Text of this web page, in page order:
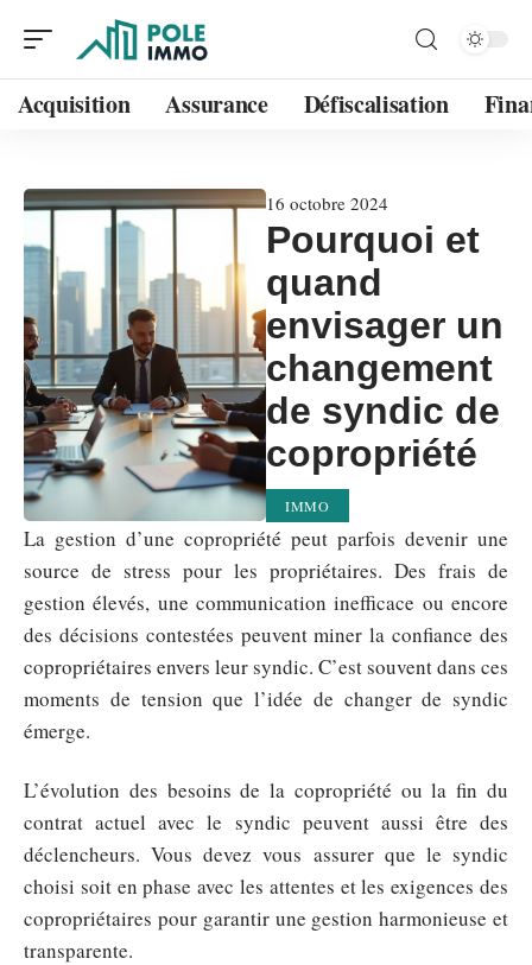
Acquisition Assurance Défiscalisation
16 octobre 2024
Pourquoi et
quand
envisager un
changement
de syndic de
copropriété
IMMO
La gestion d’une copropriété peut parfois devenir une
source de stress pour les propriétaires. Des frais de
gestion élevés, une communication inefficace ou encore
des décisions contestées peuvent miner la confiance des
copropriétaires envers leur syndic. C’est souvent dans ces
moments de tension que l’idée de changer de syndic
émerge.
L’évolution des besoins de la copropriété ou la fin du
contrat actuel avec le syndic peuvent aussi être des
déclencheurs. Vous devez vous assurer que le syndic
choisi soit en phase avec les attentes et les exigences des
copropriétaires pour garantir une gestion harmonieuse et
transparente.